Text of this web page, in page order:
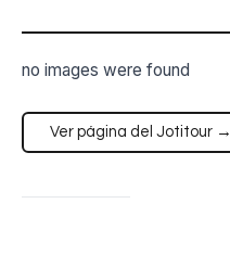
no images were found
Ver página del Jotitour →